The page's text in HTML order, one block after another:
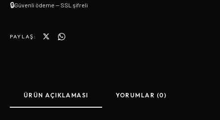
🔒Güvenli ödeme — SSL şifreli
PAYLAŞ:
ÜRÜN AÇIKLAMASI YORUMLAR (0)